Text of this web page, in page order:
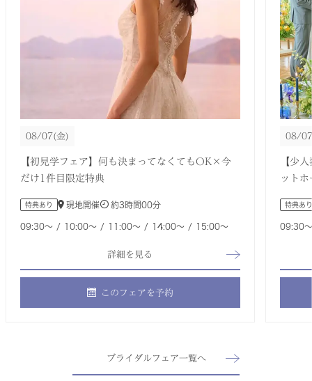
08/07(金)
【初見学フェア】何も決まってなくてもOK×今
だけ1件目限定特典
特典あり 現地開催 約3時間00分
09:30〜 10:00〜 11:00〜 14:00〜 15:00〜
詳細を見る
このフェアを予約
08/07
【少
ット
特典あり
09:30〜
ブライダルフェア一覧へ